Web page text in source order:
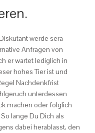
werde sera
Anfragen von
er wartet lediglich in
hohes Tier ist und
Nachdenkfrist
unterdessen
machen oder folglich
lange Du Dich als
dabei herablasst, den